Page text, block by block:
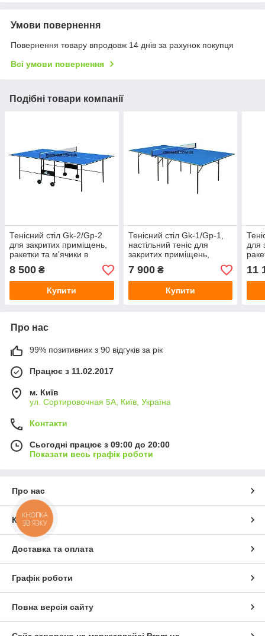
Умови повернення
Повернення товару впродовж 14 днів за рахунок покупця
Всі умови повернення
Подібні товари компанії
Тенісний стіл Gk-2/Gp-2
для закритих приміщень,
ракетки та м'ячики в
подарунок!
8 500 ₴
Купити
Тенісний стіл Gk-1/Gp-1,
настільний теніс для
закритих приміщень,
ракетки та м'ячики в
подарунок!
7 900₴
Купити
для
11
Про нас
99% позитивних з 90 відгуків за рік
Працює з 11.02.2017
м. Київ
ул. Сортировочная 5А, Київ, Україна
Контакти
Сьогодні працює з 09:00 до 20:00
Показати весь графік роботи
Про нас
Контакти
Доставка та оплата
Графік роботи
Повна версія сайту
КНОПКА
ЗВ'ЯЗКУ